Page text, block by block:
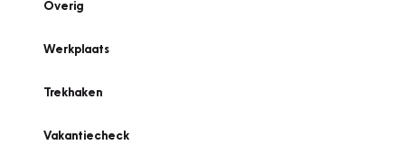
Overig
Werkplaats
Trekhaken
Vakantiecheck